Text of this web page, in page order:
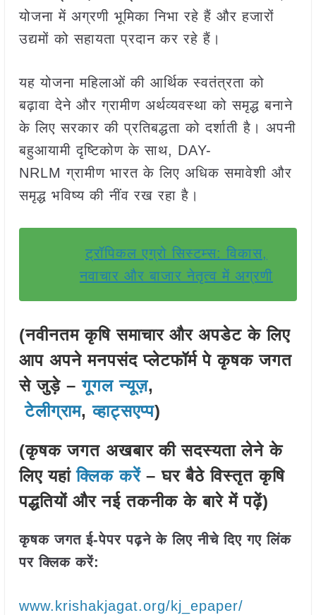
योजना में अग्रणी भूमिका निभा रहे हैं और हजारों
उद्यमों को सहायता प्रदान कर रहे हैं।
यह योजना महिलाओं की आर्थिक स्वतंत्रता को
बढ़ावा देने और ग्रामीण अर्थव्यवस्था को समृद्ध बनाने
के लिए सरकार की प्रतिबद्धता को दर्शाती है। अपनी
बहुआयामी दृष्टिकोण के साथ, DAY-
NRLM ग्रामीण भारत के लिए अधिक समावेशी और
समृद्ध भविष्य की नींव रख रहा है।
ट्रॉपिकल एग्रो सिस्टम्स: विकास,
नवाचार और बाजार नेतृत्व में अग्रणी
(नवीनतम कृषि समाचार और अपडेट के लिए
आप अपने मनपसंद प्लेटफॉर्म पे कृषक जगत
से जुड़े – गूगल न्यूज़,
टेलीग्राम,व्हाट्सएप्प)
(कृषक जगत अखबार की सदस्यता लेने के
लिए यहांक्लिक करें– घर बैठे विस्तृत कृषि
पद्धतियों और नई तकनीक के बारे में पढ़ें)
कृषक जगत ई-पेपर पढ़ने के लिए नीचे दिए गए लिंक
पर क्लिक करें:
www.krishakjagat.org/kj_epaper/